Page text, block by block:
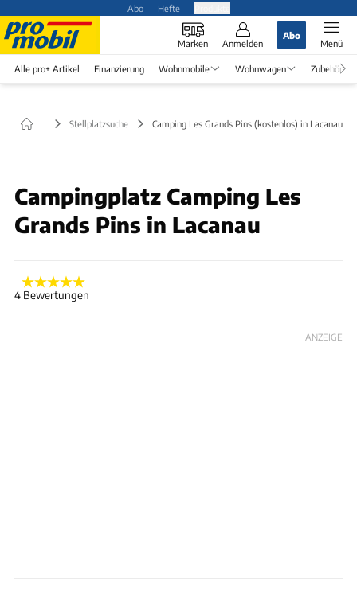
Abo Hefte
Marken Anmelden
Abo
Menü
Alle pro+ Artikel Finanzierung Wohnmobile Wohnwagen Zubehör
Stellplatzsuche Camping Les Grands Pins (kostenlos) in Lacanau
Campingplatz Camping Les
Grands Pins in Lacanau
4 Bewertungen
ANZEIGE